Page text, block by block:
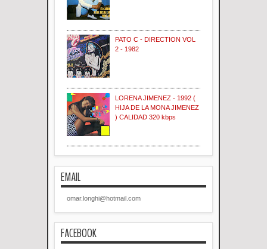
PATO C - DIRECTION VOL
2 - 1982
LORENA JIMENEZ - 1992 (
HIJA DE LA MONA JIMENEZ
) CALIDAD 320 kbps
EMAIL
omar.longhi@hotmail.com
FACEBOOK